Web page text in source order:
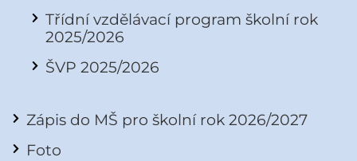
Třídní vzdělávací program školní rok
2025/2026
ŠVP 2025/2026
Zápis do MŠ pro školní rok 2026/2027
Foto